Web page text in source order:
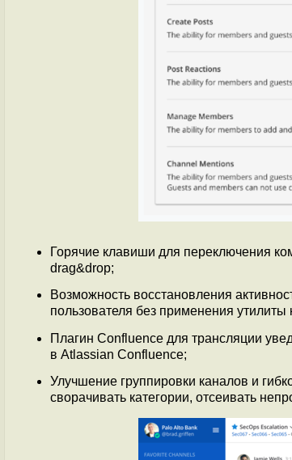
Горячие клавиши для переключения
drag&drop;
Возможность восстановления
пользователя без применения утилиты
Плагин Confluence для трансляции
в Atlassian Confluence;
Улучшение группировки каналов и
сворачивать категории, отсеивать